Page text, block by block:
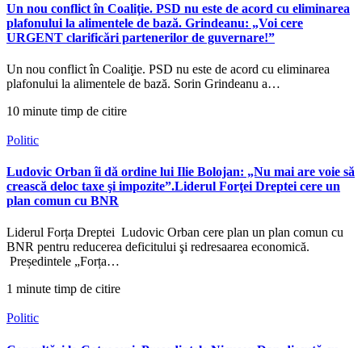
Un nou conflict în Coaliţie. PSD nu este de acord cu eliminarea
plafonului la alimentele de bază. Grindeanu: „Voi cere
URGENT clarificări partenerilor de guvernare!”
Un nou conflict în Coaliţie. PSD nu este de acord cu eliminarea
plafonului la alimentele de bază. Sorin Grindeanu a…
10 minute timp de citire
Politic
Ludovic Orban îi dă ordine lui Ilie Bolojan: „Nu mai are voie să
crească deloc taxe şi impozite”.Liderul Forţei Dreptei cere un
plan comun cu BNR
Liderul Forța Dreptei Ludovic Orban cere plan un plan comun cu
BNR pentru reducerea deficitului şi redresaarea economică.
Președintele „Forța…
1 minute timp de citire
Politic